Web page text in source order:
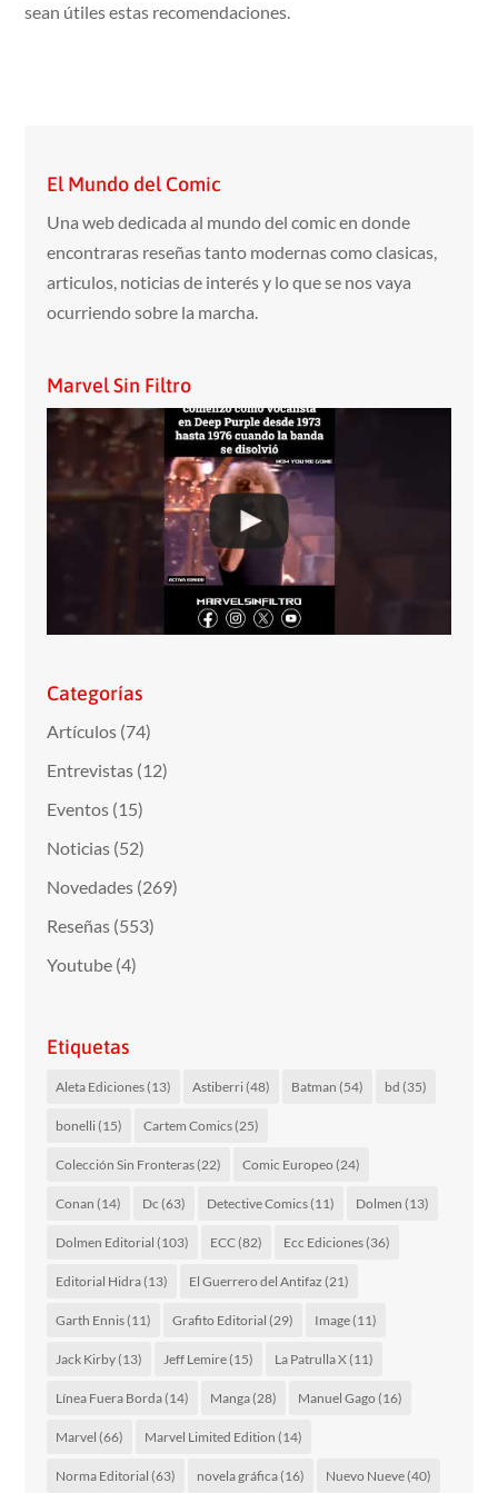
sean útiles estas recomendaciones.
El Mundo del Comic
Una web dedicada al mundo del comic en donde
encontraras reseñas tanto modernas como clasicas,
articulos, noticias de interés y lo que se nos vaya
ocurriendo sobre la marcha.
Marvel Sin Filtro
Categorías
Artículos (74)
Entrevistas (12)
Eventos (15)
Noticias (52)
Novedades (269)
Reseñas (553)
Youtube (4)
Etiquetas
Aleta Ediciones(13) Astiberri(48) Batman (54) bd (35)
bonelli(15) Cartem Comics(25)
Colección Sin Fronteras(22) Comic Europeo (24)
Conan (14) Dc (63) Detective Comics(11) Dolmen (13)
Dolmen Editorial (103) ECC(82) Ecc Ediciones(36)
Editorial Hidra(13) El Guerrero del Antifaz (21)
Garth Ennis(11) Grafito Editorial (29) Image(11)
Jack Kirby(13) Jeff Lemire(15) La Patrulla X(11)
Línea Fuera Borda(14) Manga(28) Manuel Gago (16)
Marvel (66) Marvel Limited Edition (14)
Norma Editorial (63) novela gráfica(16) Nuevo Nueve(40)